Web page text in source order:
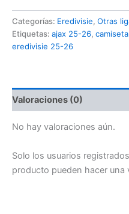
2025-
2026
cantidad
Categorías: Eredivisie, Otras
Etiquetas: ajax 25-26,
eredivisie 25-26
Valoraciones (0)
No hay valoraciones aún.
Solo los usuarios
producto pueden hacer una